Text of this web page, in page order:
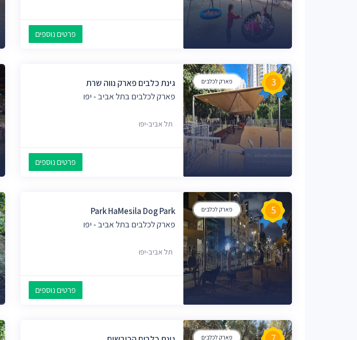
פרטים נוספים
פארק לכלבים 3
גינת כלבים פארק נווה שרת
פארק לכלבים בתל אביב - יפו
תל אביב-יפו
פרטים נוספים
פארק לכלבים 5
Park HaMesila Dog Park
פארק לכלבים בתל אביב - יפו
תל אביב-יפו
פרטים נוספים
פארק לכלבים